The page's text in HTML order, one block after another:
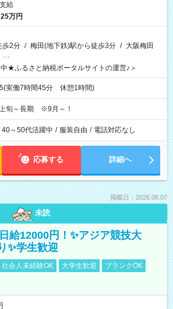
給
万円
歩2分 / 梅田(地下鉄)駅から徒歩3分 / 大阪梅田
…
中★ふるさと納税ポータルサイトの運営♪＞
実働7時間45分 休憩1時間)
旬～長期 ※9月～！
40～50代活躍中 / 服装自由 / 電話対応なし
応募する 詳細へ
掲載日：2026.08.07
未読
給12000円！✨アジア競技大
✨学生歓迎
社会人未経験OK 大学生歓迎
ブランクOK